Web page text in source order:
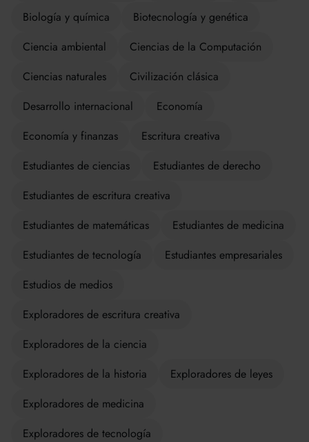
Biología y química
Biotecnología y genética
Ciencia ambiental
Ciencias de la Computación
Ciencias naturales
Civilización clásica
Desarrollo internacional
Economía
Economía y finanzas
Escritura creativa
Estudiantes de ciencias
Estudiantes de derecho
Estudiantes de escritura creativa
Estudiantes de matemáticas
Estudiantes de medicina
Estudiantes de tecnología
Estudiantes empresariales
Estudios de medios
Exploradores de escritura creativa
Exploradores de la ciencia
Exploradores de la historia
Exploradores de leyes
Exploradores de medicina
Exploradores de tecnología